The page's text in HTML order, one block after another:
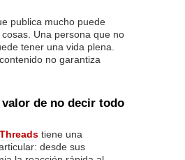
publica mucho puede
Una persona que no
tener una vida plena.
no garantiza
de no decir todo
tiene una
desde sus